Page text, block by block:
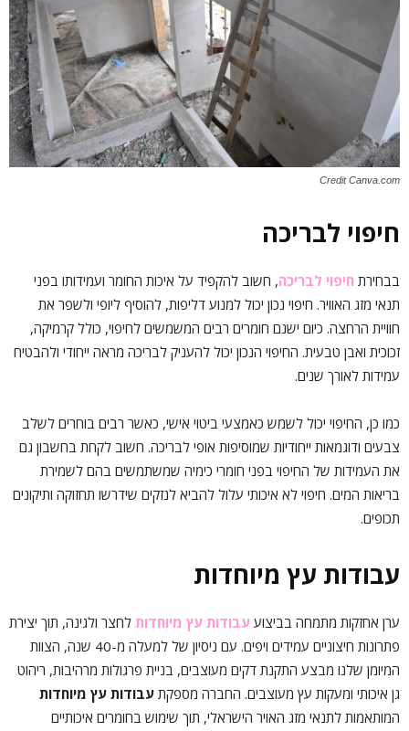
Credit Canva.com
חיפוי לבריכה
בבחירת חיפוי לבריכה, חשוב להקפיד על איכות החומר ועמידותו בפני
תנאי מזג האוויר. חיפוי נכון יכול למנוע דליפות, להוסיף ליופי ולשפר את
חוויית הרחצה. כיום ישנם חומרים רבים המשמשים לחיפוי, כולל קרמיקה,
זכוכית ואבן טבעית. החיפוי הנכון יכול להעניק לבריכה מראה ייחודי ולהבטיח
עמידות לאורך שנים.
כמו כן, החיפוי יכול לשמש כאמצעי ביטוי אישי, כאשר רבים בוחרים לשלב
צבעים ודוגמאות ייחודיות שמוסיפות אופי לבריכה. חשוב לקחת בחשבון גם
את העמידות של החיפוי בפני חומרי כימיה שמשתמשים בהם לשמירת
בריאות המים. חיפוי לא איכותי עלול להביא לנזקים שידרשו תחזוקה ותיקונים
תכופים.
עבודות עץ מיוחדות
ערן אחזקות מתמחה בביצוע עבודות עץ מיוחדות לחצר ולגינה, תוך יצירת
פתרונות חיצוניים עמידים ויפים. עם ניסיון של למעלה מ-40 שנה, הצוות
המיומן שלנו מבצע התקנת דקים מעוצבים, בניית פרגולות מרהיבות, ריהוט
גן איכותי ומעקות עץ מעוצבים. החברה מספקת עבודות עץ מיוחדות
המותאמות לתנאי מזג האויר הישראלי, תוך שימוש בחומרים איכותיים